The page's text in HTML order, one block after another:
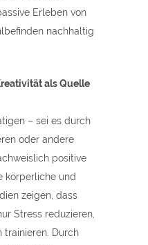
Erleben von
nachhaltig
als Quelle
– sei es durch
oder andere
positive
körperliche und
zeigen, dass
Stress reduzieren,
trainieren. Durch